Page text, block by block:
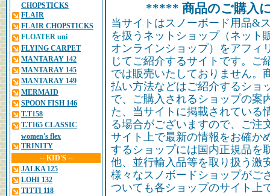
CHOPSTICKS
FLAIR
FLAIR CHOPSTICKS
FLOATER uni
FLYING CARPET
MANTARAY 142
MANTARAY 145
MANTARAY 149
MERMAID
SPOON FISH 146
T.T158
T.T165 CLASSIC
women's flex
TRINITY
-- KID'S --
JALKA 125
LOHI 132
TITTI 118
***** 商品のご購入
当サイトはスノーボード用品&
を扱うネットショップ（ネット
オンラインショップ）をアフィ
じてご紹介するサイトです。ご
では販売いたしておりません。
払い方法などはご紹介するショ
で、ご購入されるショップの案
た、当サイトに掲載されている
る場合がございますので、ご注
サイト上で最新の情報をお確か
するショップには国内正規品を
他、並行輸入品等を取り扱う激
様々なスノボードショップがご
ついても各ショップのサイト上